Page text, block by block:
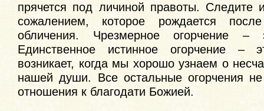
прячется под личиной правоты. Следите
сожалением, которое рождается после
обличения. Чрезмерное огорчение –
Единственное истинное огорчение –
возникает, когда мы хорошо узнаем о
нашей души. Все остальные огорчения
отношения к благодати Божией.